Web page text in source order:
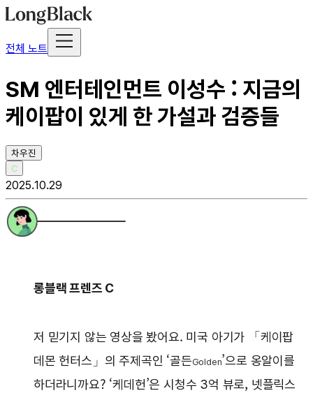
전체 노트
SM 엔터테인먼트 이성수 : 지금의
케이팝이 있게 한 가설과 검증들
차우진
C
2025.10.29
롱블랙 프렌즈 C
저 믿기지 않는 영상을 봤어요. 미국 아기가 「케이팝
데몬 헌터스」의 주제곡인 ‘골든Golden’으로 옹알이를
하더라니까요? ‘케데헌’은 시청수 3억 뷰로, 넷플릭스